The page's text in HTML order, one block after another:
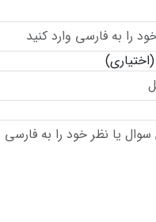
(اختیاری)